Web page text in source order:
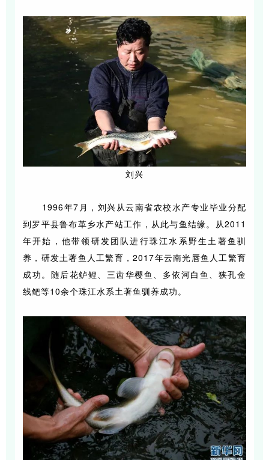
刘兴
1996年7月，刘兴从云南省农校水产专业毕业分配
到罗平县鲁布革乡水产站工作，从此与鱼结缘。从2011
年开始，他带领研发团队进行珠江水系野生土著鱼驯
养，研发土著鱼人工繁育，2017年云南光唇鱼人工繁育
成功。随后花鲈鲤、三齿华樱鱼、多依河白鱼、狭孔金
线鲃等10余个珠江水系土著鱼驯养成功。